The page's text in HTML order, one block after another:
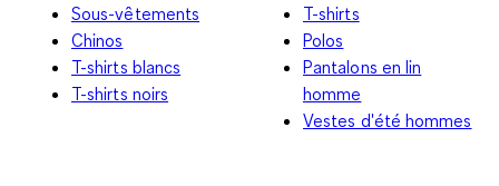
Sous-vêtements
Chinos
T-shirts blancs
T-shirts noirs
T-shirts
Polos
Pantalons en lin
homme
Vestes d'été hommes